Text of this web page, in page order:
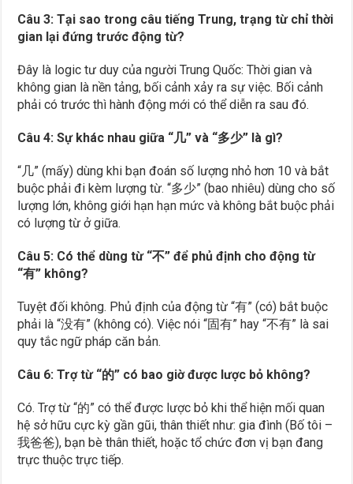
Câu 3: Tại sao trong câu tiếng Trung, trạng từ chỉ thời
gian lại đứng trước động từ?
Đây là logic tư duy của người Trung Quốc: Thời gian và
không gian là nền tảng, bối cảnh xảy ra sự việc. Bối cảnh
phải có trước thì hành động mới có thể diễn ra sau đó.
Câu 4: Sự khác nhau giữa “几” và “多少” là gì?
“几” (mấy) dùng khi bạn đoán số lượng nhỏ hơn 10 và bắt
buộc phải đi kèm lượng từ. “多少” (bao nhiêu) dùng cho số
lượng lớn, không giới hạn hạn mức và không bắt buộc phải
có lượng từ ở giữa.
Câu 5: Có thể dùng từ “不” để phủ định cho động từ
“有” không?
Tuyệt đối không. Phủ định của động từ “有” (có) bắt buộc
phải là “没有” (không có). Việc nói “固有” hay “不有” là sai
quy tắc ngữ pháp căn bản.
Câu 6: Trợ từ “的” có bao giờ được lược bỏ không?
Có. Trợ từ “的” có thể được lược bỏ khi thể hiện mối quan
hệ sở hữu cực kỳ gần gũi, thân thiết như: gia đình (Bố tôi –
我爸爸), bạn bè thân thiết, hoặc tổ chức đơn vị bạn đang
trực thuộc trực tiếp.